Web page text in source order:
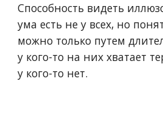
Способность видеть
ума есть не у всех, но
можно только путем
у кого-то на них хватает
у кого-то нет.